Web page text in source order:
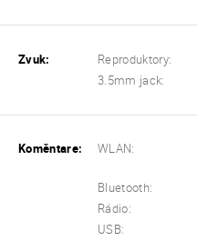
Zvuk: Reproduktory:
3.5mm jack:
Koměntare: WLAN:
Bluetooth:
Rádio:
USB: